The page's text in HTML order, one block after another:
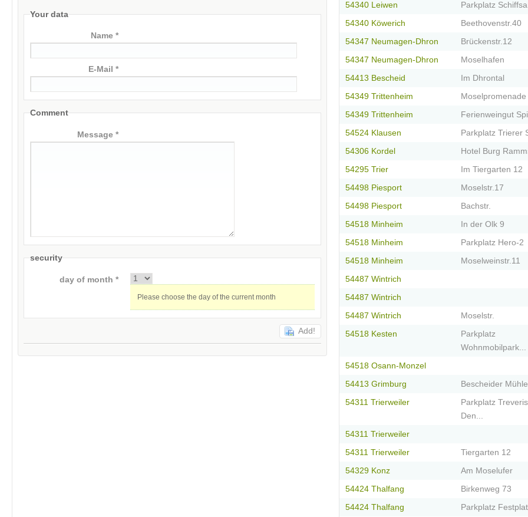
Your data
Name *
E-Mail *
Comment
Message *
security
day of month *
Please choose the day of the current month
Add!
54340 Leiwen Parkplatz
54340 Köwerich Beethovenstr.40
54347 Neumagen-Dhron Brückenstr.12
54347 Neumagen-Dhron Moselhafen
54413 Bescheid Im Dhrontal
54349 Trittenheim Moselpromenade
54349 Trittenheim Ferienweingut
54524 Klausen Parkplatz Trierer
54306 Kordel Hotel Burg
54295 Trier Im Tiergarten 12
54498 Piesport Moselstr.17
54498 Piesport Bachstr.
54518 Minheim In der Olk 9
54518 Minheim Parkplatz Hero-2
54518 Minheim Moselweinstr.11
54487 Wintrich
54487 Wintrich
54487 Wintrich Moselstr.
54518 Kesten
Parkplatz
Wohnmobilpark...
54518 Osann-Monzel
54413 Grimburg Bescheider Mühle
54311 Trierweiler
Parkplatz
Den...
54311 Trierweiler
54311 Trierweiler Tiergarten 12
54329 Konz Am Moselufer
54424 Thalfang Birkenweg 73
54424 Thalfang Parkplatz